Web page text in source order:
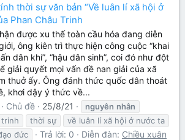
thời sự văn bản “Về luân lí xã hội ở
Phan Châu Trinh
được xu thế toàn cầu hóa đang diễn
ông kiên trì thực hiện công cuộc “khai
dân khí”, “hậu dân sinh”, coi đó như đột
giải quyết mọi vấn đề nan giải của xã
thuở ấy. Ông đánh thức quốc dân thoát
khơi dậy ý thức về...
Chủ đề 25/8/21 nguyên nhân
trinh
thời sự
về luân lí xã hội ở nước ta
đức Trả lời: 0 Diễn đàn: Chiều xuân